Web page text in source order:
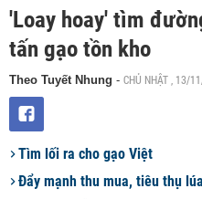
'Loay hoay' tìm
tấn gạo tồn kho
Theo Tuyết Nhung - CHỦ NHẬT , 13/
Tìm lối ra cho gạo Việt
Đẩy mạnh thu mua, tiêu thụ